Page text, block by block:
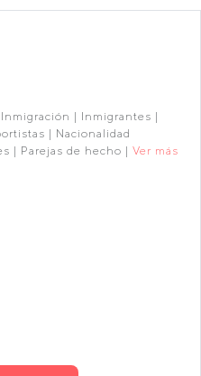
| Inmigrantes |
| Nacionalidad
| Parejas de hecho | Ver más